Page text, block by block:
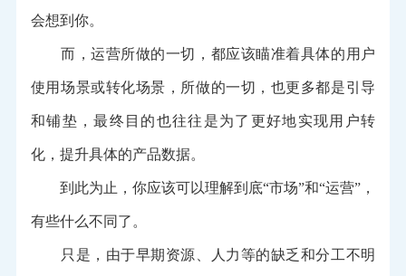
会想到你。
而，运营所做的一切，都应该瞄准着具体的用户
使用场景或转化场景，所做的一切，也更多都是引导
和铺垫，最终目的也往往是为了更好地实现用户转
化，提升具体的产品数据。
到此为止，你应该可以理解到底“市场”和“运营”，
有些什么不同了。
只是，由于早期资源、人力等的缺乏和分工不明